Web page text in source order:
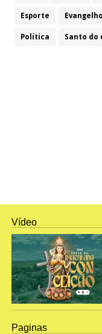
Esporte Evangelho
Política Santo do
Vídeo
Paginas